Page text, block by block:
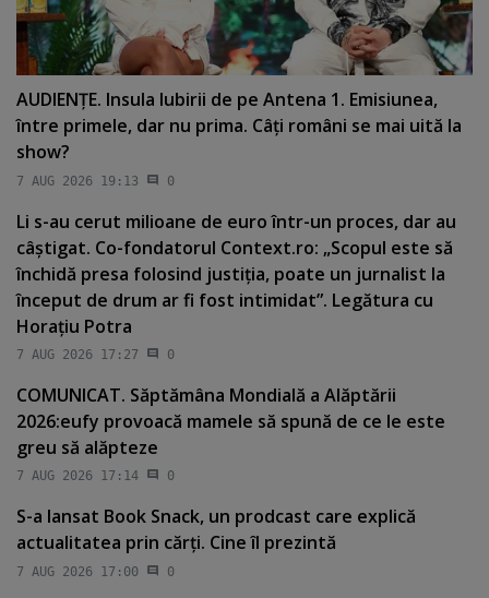
AUDIENŢE. Insula Iubirii de pe Antena 1. Emisiunea,
între primele, dar nu prima. Câţi români se mai uită la
show?
7 AUG 2026 19:13 0
Li s-au cerut milioane de euro într-un proces, dar au
câştigat. Co-fondatorul Context.ro: „Scopul este să
închidă presa folosind justiţia, poate un jurnalist la
început de drum ar fi fost intimidat”. Legătura cu
Horaţiu Potra
7 AUG 2026 17:27 0
COMUNICAT. Săptămâna Mondială a Alăptării
2026:eufy provoacă mamele să spună de ce le este
greu să alăpteze
7 AUG 2026 17:14 0
S-a lansat Book Snack, un prodcast care explică
actualitatea prin cărţi. Cine îl prezintă
7 AUG 2026 17:00 0